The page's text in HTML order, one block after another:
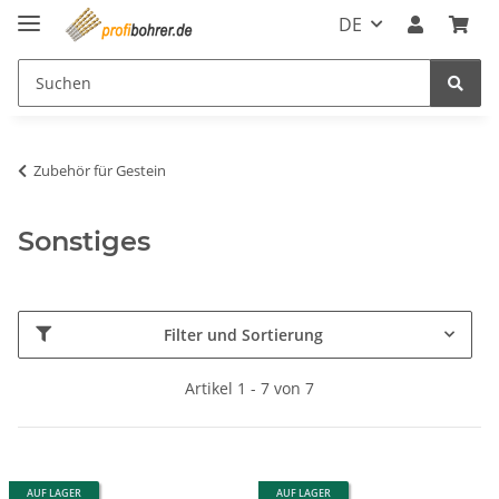
DE
Zubehör für Gestein
Sonstiges
Filter und Sortierung
Artikel 1 - 7 von 7
AUF LAGER AUF LAGER